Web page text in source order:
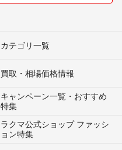
カテゴリ一覧
買取・相場価格情報
キャンペーン一覧・おすすめ
特集
ラクマ公式ショップ ファッシ
ョン特集